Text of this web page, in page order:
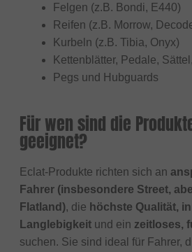
Felgen (z.B. Bondi, E440)
Reifen (z.B. Morrow,
Kurbeln (z.B. Tibia, Onyx)
Kettenblätter, Pedale,
Pegs und Hubguards
Für wen sind die
geeignet?
Eclat-Produkte richten sich an
Fahrer (insbesondere Street,
Flatland), die höchste Qualität,
Langlebigkeit und ein zeitloses,
suchen. Sie sind ideal für Fahrer,